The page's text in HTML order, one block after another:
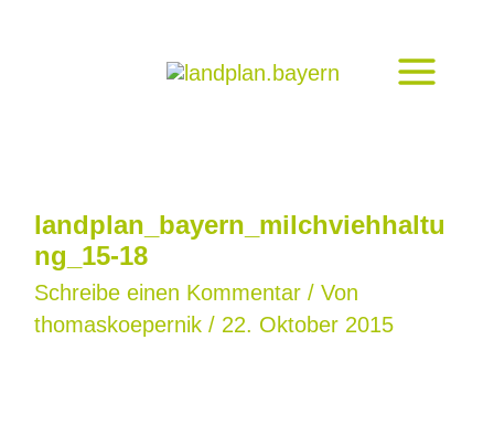
landplan_bayern_milchviehhaltu
ng_15-18
Schreibe einen Kommentar / Von
thomaskoepernik / 22. Oktober 2015